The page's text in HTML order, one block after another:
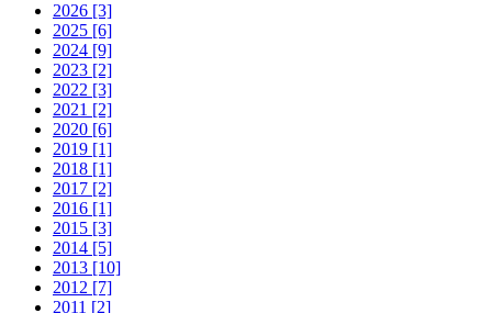
2026 [3]
2025 [6]
2024 [9]
2023 [2]
2022 [3]
2021 [2]
2020 [6]
2019 [1]
2018 [1]
2017 [2]
2016 [1]
2015 [3]
2014 [5]
2013 [10]
2012 [7]
2011 [2]